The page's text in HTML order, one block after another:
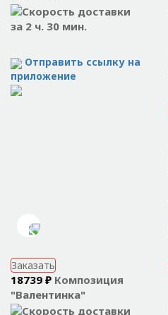
за 2 ч. 30 мин.
Отправить ссылку на
приложение
Заказать
18739 ₽ Композиция
"Валентинка"